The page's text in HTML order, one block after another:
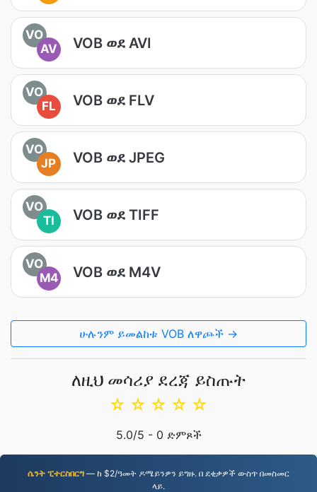
VO
AV
VOB ወደ AVI
VO
FL
VOB ወደ FLV
VO
JP
VOB ወደ JPEG
VO
TI
VOB ወደ TIFF
VO
M4
VOB ወደ M4V
ሁሉንም ይመልከቱ VOB ለዋጮች →
ለዚህ መሳሪያ ደረጃ ይስጡት
☆
☆
☆
☆
☆
5.0/5 - 0 ድምጾች
ሴንት ፒተርስበርግ — ከ $2/ዓመት ዶሜይንዎን ይግዙ. በ ደቂቃዎች ውስጥ በመስመር
ላይ.